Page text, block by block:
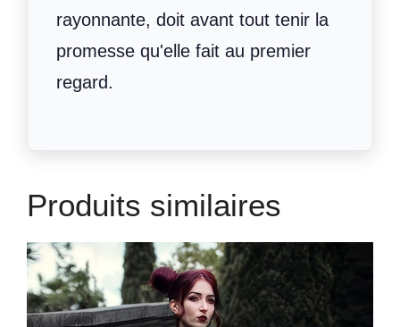
rayonnante, doit avant tout tenir la
promesse qu'elle fait au premier
regard.
Produits similaires